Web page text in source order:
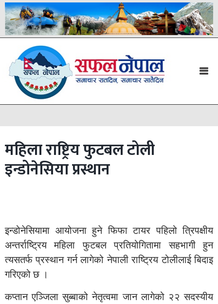
महिला राष्ट्रिय फुटबल टोली
इन्डोनेसिया प्रस्थान
इन्डोनेसियामा आयोजना हुने फिफा टायर पहिलो त्रिपक्षीय
अन्तर्राष्ट्रिय महिला फुटबल प्रतियोगितामा सहभागी हुन
त्यसतर्फ प्रस्थान गर्न लागेको नेपाली राष्ट्रिय टोलीलाई बिदाइ
गरिएको छ ।
कप्तान एञ्जिला सुब्बाको नेतृत्वमा जान लागेको २२ सदस्यीय